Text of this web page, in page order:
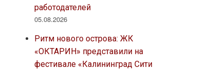
работодателей
05.08.2026
Ритм нового острова: ЖК
«ОКТАРИН» представили на
фестивале «Калининград Сити